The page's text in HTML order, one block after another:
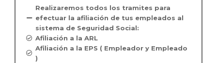
Realizaremos todos los tramites para
efectuar la afiliación de tus empleados al
sistema de Seguridad Social:
Afiliación a la ARL
Afiliación a la EPS ( Empleador y Empleado
)